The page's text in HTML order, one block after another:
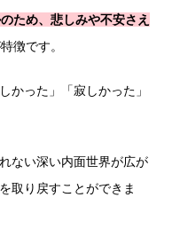
ため、悲しみや不安さえ
徴です。
かった」「寂しかった」
ない深い内面世界が広が
取り戻すことができま